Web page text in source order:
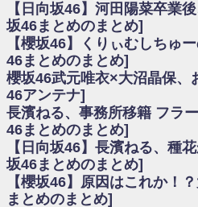
願いバッハ！』ミーグリ日程がこちら
欅坂/日向坂46まとめのまとめ / 【櫻坂
これはマジギレしてる
乃木坂46アンテナ / 【櫻坂46】ハリソ
ィット!】
乃木坂あんてな ～乃木坂46・欅坂46
をピックアップ / 良い品揃え！櫻坂46 12th
シャルグッズ絶賛販売受付中
日向坂46まとめのまとめ / 【日向坂46
いバッハ！』ミーグリ日程がこちら
日向坂46まとめのまとめ / 【元日向坂
ビで見かけるな
欅坂/日向坂46まとめのまとめ / 【櫻坂
『Make or Break』オフィシャルグッズ解禁
【日向坂46】河田陽菜卒業
坂46まとめのまとめ]
【櫻坂46】くりぃむしちゅ
46まとめのまとめ]
櫻坂46武元唯衣×大沼晶保、
46アンテナ]
長濱ねる、事務所移籍 フラ
46まとめのまとめ]
【日向坂46】長濱ねる、種
坂46まとめのまとめ]
【櫻坂46】原因はこれか！
まとめのまとめ]